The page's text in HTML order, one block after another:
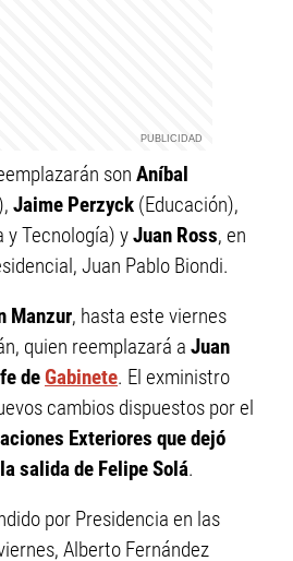
son Aníbal
Jaime Perzyck (Educación),
y Tecnología) yJuan Ross, en
Juan Pablo Biondi.
Manzur, hasta este viernes
quien reemplazará a Juan
deGabinete. El exministro
cambios dispuestos por el
Exteriores que dejó
salida de Felipe Solá.
por Presidencia en las
Alberto Fernández